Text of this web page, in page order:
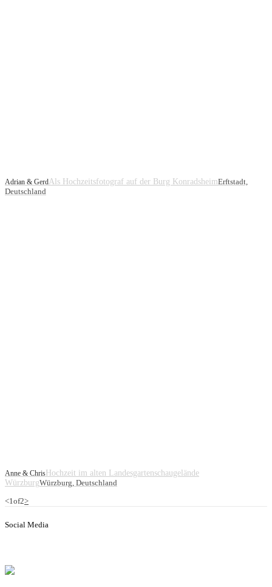
Adrian & GerdAls Hochzeitsfotograf auf der Burg KonradsheimErftstadt,
Deutschland
Anne & Chris Hochzeit im alten Landesgartenschaugelände
WürzburgWürzburg, Deutschland
<1of2>
Social Media